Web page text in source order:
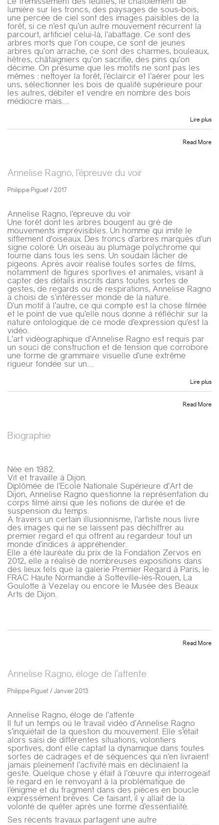
lumière sur les troncs, des paysages de sous-bois,
une percée de ciel sont des images paisibles de la
forêt, si ce n’est qu’un autre mouvement récurrent la
parcourt, artificiel celui-là, l’abattage. Ce sont des
arbres morts que l’on coupe, ce sont de jeunes
arbres qu’on arrache, ce sont des charmes, bouleaux,
hêtres, châtaigniers qu’on sacrifie, des pins qu’on
décime. On présume que les motifs ne sont pas les
mêmes : nettoyer la forêt, l’éclaircir et l’aérer pour les
uns, sélectionner les bois de qualité supérieure pour
les autres, débiter et vendre en nombre des bois
médiocre mais…
Lire plus
Read More
Annelise Ragno, l’épreuve du voir
Philippe Piguet / 2017
Annelise Ragno, l’épreuve du voir
Une forêt dont les arbres bougent au gré de
mouvements imprévisibles. Un homme qui imite le
sifflement d’oiseaux. Des troncs d’arbres marqués d’un
signe coloré. Un oiseau au plumage polychrome qui
tourne dans tous les sens. Un soudain lâcher de
pigeons. Après avoir réalisé toutes sortes de films,
notamment de figures sportives et animales, visant à
capter des détails inscrits dans toutes sortes de
gestes, de regards ou de respirations, Annelise Ragno
a choisi de s’intéresser monde de la nature.
D’un motif à l’autre, ce qui compte est la chose filmée
et le point de vue qu’elle nous donne à réfléchir sur la
nature ontologique de ce mode d’expression qu’est la
vidéo.
L’art vidéographique d’Annelise Ragno est requis par
un souci de construction et de tension que corrobore
une forme de grammaire visuelle d’une extrême
rigueur fondée sur un…
Lire plus
Read More
Biographie
Née en 1982.
Vit et travaille à Dijon.
Diplômée de l’Ecole Nationale Supérieure d’Art de
Dijon, Annelise Ragno questionne la représentation du
corps filmé ainsi que les notions de durée et de
suspension du temps.
A travers un certain illusionnisme, l’artiste nous livre
des images qui ne se laissent pas déchiffrer au
premier regard et qui offrent au regardeur tout un
monde d’indices à appréhender.
Elle a été lauréate du prix de la Fondation Zervos en
2012, elle a réalisé de nombreuses expositions dans
des lieux tels que la galerie Premier Regard à Paris, le
FRAC Haute Normandie à Sotteville-lès-Rouen, La
Goulotte à Vezelay ou encore le Musée des Beaux
Arts de Dijon.
Read More
Annelise Ragno, éloge de l’attente
Philippe Piguet / Janvier 2013
Annelise Ragno, éloge de l’attente
Il fut un temps où le travail vidéo d’Annelise Ragno
s’inquiétait de la question du mouvement. Elle s’était
alors saisi de différentes situations, volontiers
sportives, dont elle captait la dynamique dans toutes
sortes de cadrages et de séquences qui n’en livraient
jamais pleinement l’activité mais en déclinaient la
geste. Quelque chose y était à l’œuvre qui interrogeait
le regard en le renvoyant à la problématique de
l’énigme et du fragment dans des pièces en boucle
expressément brèves. Ce faisant, il y allait de la
volonté de quêter après une forme d’essentialité.
Ses récents travaux partagent une autre